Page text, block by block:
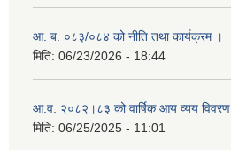
आ. ब. ०८३/०८४ को नीति तथा कार्यक्रम ।
मिति: 06/23/2026 - 18:44
आ.व. २०८२।८३ को वार्षिक आय व्यय विवरण
मिति: 06/25/2025 - 11:01